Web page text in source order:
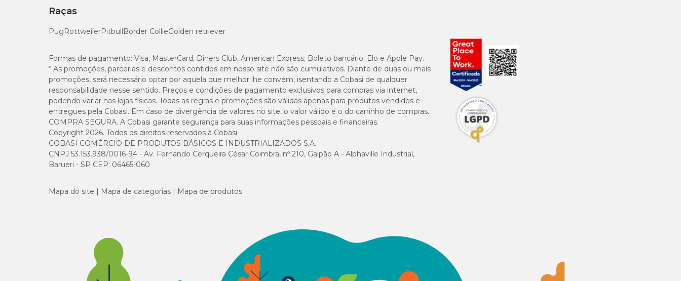
Raças
PugRottweilerPitbullBorder CollieGolden retriever
Formas de pagamento: Visa, MasterCard, Diners Club, American Express; Boleto bancário; Elo e Apple Pay.
* As promoções, parcerias e descontos contidos em nosso site não são cumulativos. Diante de duas ou mais
promoções, será necessário optar por aquela que melhor lhe convém, isentando a Cobasi de qualquer
responsabilidade nesse sentido. Preços e condições de pagamento exclusivos para compras via internet,
podendo variar nas lojas físicas. Todas as regras e promoções são válidas apenas para produtos vendidos e
entregues pela Cobasi. Em caso de divergência de valores no site, o valor válido é o do carrinho de compras.
COMPRA SEGURA. A Cobasi garante segurança para suas informações pessoais e financeiras.
Copyright 2026. Todos os direitos reservados à Cobasi.
COBASI COMÉRCIO DE PRODUTOS BÁSICOS E INDUSTRIALIZADOS S.A.
CNPJ 53.153.938/0016-94 - Av. Fernando Cerqueira César Coimbra, nº 210, Galpão A - Alphaville Industrial,
Barueri - SP CEP: 06465-060
Mapa do site Mapa de categorias Mapa de produtos